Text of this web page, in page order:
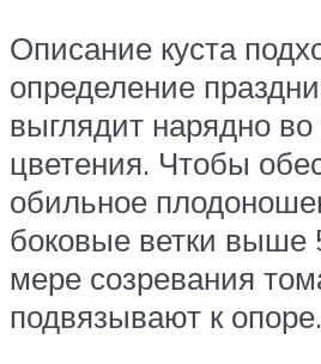
Описание куста
определение
выглядит нарядно
цветения. Чтобы
обильное
боковые ветки выше
мере созревания
подвязывают к опоре.